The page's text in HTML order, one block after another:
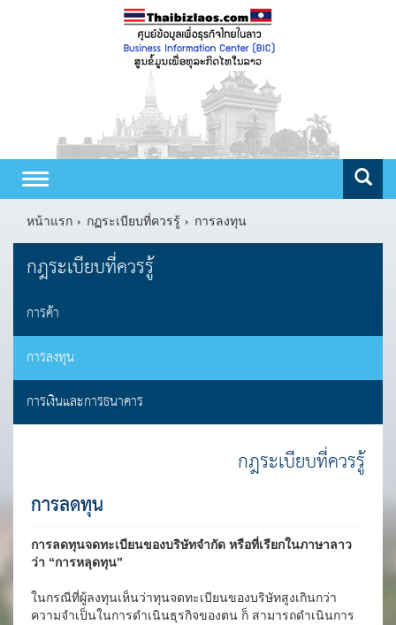
Toggle
navigation
หน้าแรก
กฏระเบียบที่ควรรู้ การลงทุน
กฎระเบียบที่ควรรู้
การค้า
การลงทุน
การเงินและการธนาคาร
กฎระเบียบที่ควรรู้
การลดทุน
การลดทุนจดทะเบียนของบริษัทจำกัด หรือที่เรียกในภาษาลาว
ว่า “การหลุดทุน”
ในกรณีที่ผู้ลงทุนเห็นว่าทุนจดทะเบียนของบริษัทสูงเกินกว่า
ความจำเป็นในการดำเนินธุรกิจของตน ก็ สามารถดำเนินการ